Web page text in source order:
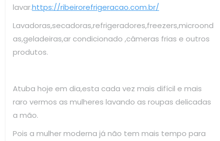
lavar.https://ribeirorefrigeracao.com.br/
Lavadoras,secadoras,refrigeradores,freezers,microond
as,geladeiras,ar condicionado ,câmeras frias e outros
produtos.
Atuba hoje em dia,esta cada vez mais difícil e mais
raro vermos as mulheres lavando as roupas delicadas
a mão.
Pois a mulher moderna já não tem mais tempo para